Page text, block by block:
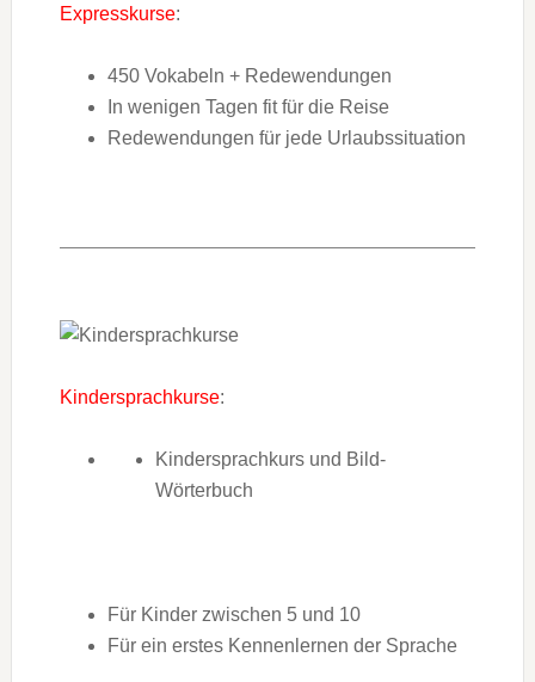
Expresskurse:
450 Vokabeln + Redewendungen
In wenigen Tagen fit für die Reise
Redewendungen für jede Urlaubssituation
Kindersprachkurse:
Kindersprachkurs und Bild-
Wörterbuch
Für Kinder zwischen 5 und 10
Für ein erstes Kennenlernen der Sprache